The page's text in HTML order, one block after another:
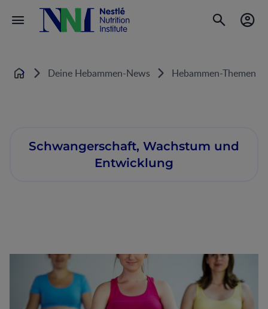
StartseiteDeine Hebammen-News Hebammen-Themen
Schwangerschaft, Wachstum und
Entwicklung